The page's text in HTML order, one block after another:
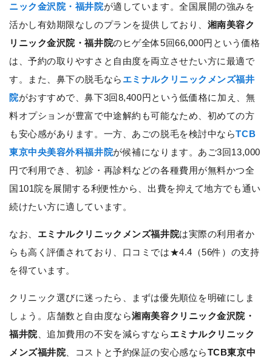
ニック金沢院・福井院が適しています。全国展開の強みを
活かし有効期限なしのプランを提供しており、 湘南美容ク
リニック金沢院・福井院のヒゲ全体5回66,000円という価格
は、予約の取りやすさと自由度を両立させたい方に最適で
す。また、鼻下の脱毛なら エミナルクリニックメンズ福井
院がおすすめで、鼻下3回8,400円という低価格に加え、無
料オプションが豊富で中途解約も可能なため、初めての方
も安心感があります。一方、あごの脱毛を検討中ならTCB
東京中央美容外科福井院が候補になります。あご3回13,000
円で利用でき、初診・再診料などの各種費用が無料かつ全
国101院を展開する利便性から、出費を抑えて地方でも通い
続けたい方に適しています。
なお、 エミナルクリニックメンズ福井院は実際の利用者か
らも高く評価されており、口コミでは★4.4（56件）の支持
を得ています。
クリニック選びに迷ったら、まずは優先順位を明確にしま
しょう。店舗数と自由度なら湘南美容クリニック金沢院・
福井院、追加費用の不安を減らすなら エミナルクリニック
メンズ福井院、コストと予約保証の安心感ならTCB東京中